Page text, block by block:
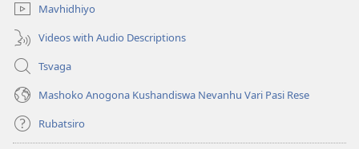
Mavhidhiyo
Videos with Audio Descriptions
Tsvaga
Mashoko Anogona Kushandiswa Nevanhu Vari Pasi Rese
Rubatsiro